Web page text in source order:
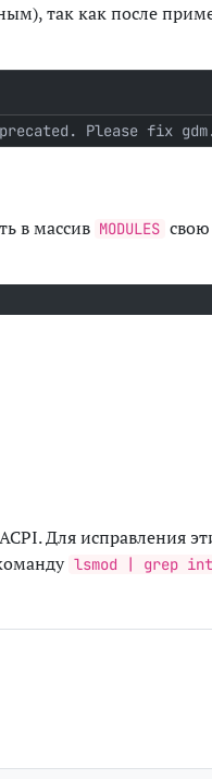
так как после
Please fix
в массив MODULES свою
ACPI. Для исправления
lsmod | grep